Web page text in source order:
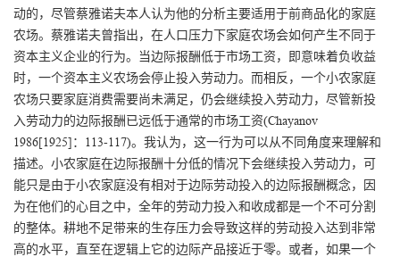
动的，尽管蔡雅诺夫本人认为他的分析主要适用于前商品化的家庭
农场。蔡雅诺夫曾指出，在人口压力下家庭农场会如何产生不同于
资本主义企业的行为。当边际报酬低于市场工资，即意味着负收益
时，一个资本主义农场会停止投入劳动力。而相反，一个小农家庭
农场只要家庭消费需要尚未满足，仍会继续投入劳动力，尽管新投
入劳动力的边际报酬已远低于通常的市场工资(Chayanov
1986[1925]：113-117)。我认为，这一行为可以从不同角度来理解和
描述。小农家庭在边际报酬十分低的情况下会继续投入劳动力，可
能只是由于小农家庭没有相对于边际劳动投入的边际报酬概念，因
为在他们的心目之中，全年的劳动力投入和收成都是一个不可分割
的整体。耕地不足带来的生存压力会导致这样的劳动投入达到非常
高的水平，直至在逻辑上它的边际产品接近于零。或者，如果一个